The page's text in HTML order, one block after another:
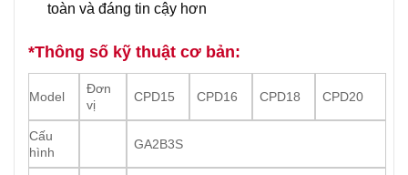
toàn và đáng tin cậy hơn
*Thông số kỹ thuật cơ bản:
Model
Đơn
vị
CPD15 CPD16 CPD18 CPD20
Cấu
hình
GA2B3S